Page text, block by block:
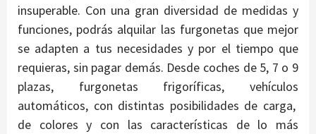
insuperable. Con una gran diversidad de medidas y
funciones, podrás alquilar las furgonetas que mejor
se adapten a tus necesidades y por el tiempo que
requieras, sin pagar demás. Desde coches de 5, 7 o 9
plazas, furgonetas frigoríficas, vehículos
automáticos, con distintas posibilidades de carga,
de colores y con las características de lo más